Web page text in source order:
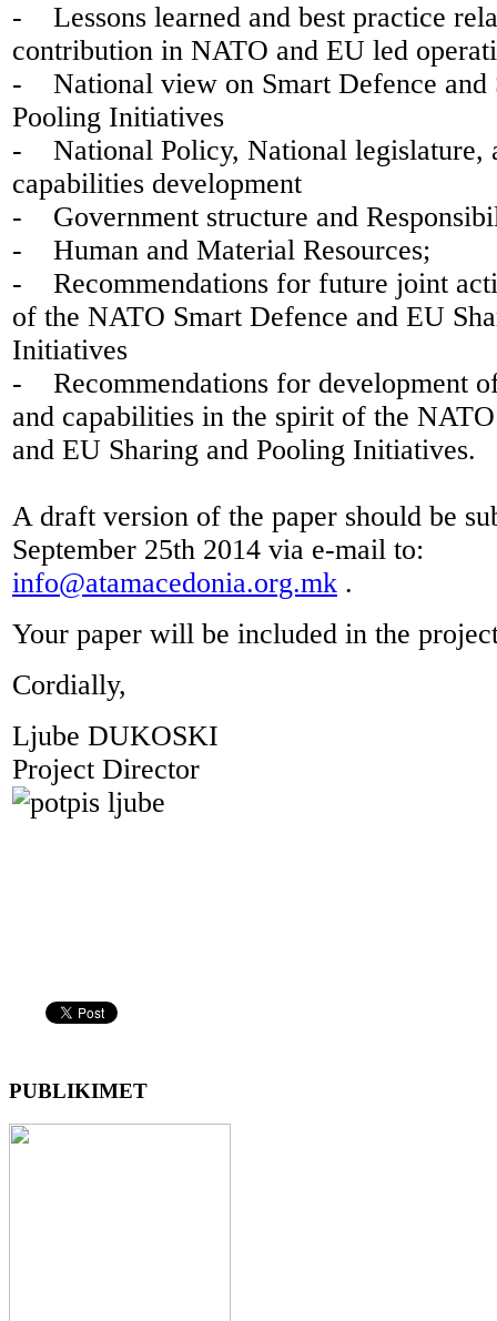
- Lessons learned and best practice
contribution in NATO and EU led
- National view on Smart Defence and
Pooling Initiatives
- National Policy, National legislature,
capabilities development
- Government structure and
- Human and Material Resources;
- Recommendations for future joint
of the NATO Smart Defence and EU
Initiatives
- Recommendations for development
and capabilities in the spirit of the
and EU Sharing and Pooling Initiatives.
A draft version of the paper should be
September 25th 2014 via e-mail to:
info@atamacedonia.org.mk .
Your paper will be included in the
Cordially,
Ljube DUKOSKI
Project Director
PUBLIKIMET